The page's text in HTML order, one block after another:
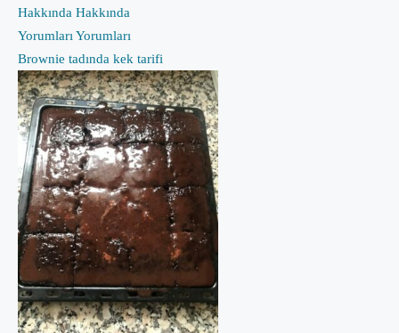
Hakkında Hakkında
Yorumları Yorumları
Brownie tadında kek tarifi